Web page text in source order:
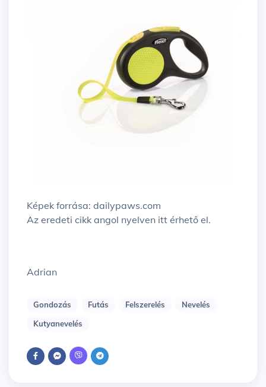
Képek forrása: dailypaws.com
Az eredeti cikk angol nyelven itt érhető el.
Adrian
Gondozás Futás Felszerelés
Nevelés
Kutyanevelés